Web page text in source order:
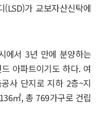
가 교보자산신탁에
에서 3년 만에 분양하는
아파트이기도 하다. 여
사 단지로 지하 2층~지
㎡, 총 769가구로 건립